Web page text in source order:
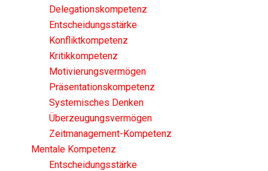
Delegationskompetenz
Entscheidungsstärke
Konfliktkompetenz
Kritikkompetenz
Motivierungsvermögen
Präsentationskompetenz
Systemisches Denken
Überzeugungsvermögen
Zeitmanagement-Kompetenz
Mentale Kompetenz
Entscheidungsstärke